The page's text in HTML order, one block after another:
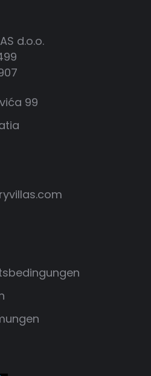
d.o.o.
99